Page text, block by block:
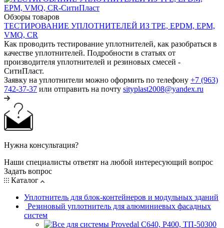
Обзоры товаров
ТЕСТИРОВАНИЕ УПЛОТНИТЕЛЕЙ ИЗ TPE, EPDM, EPM,
VMQ, CR
Как проводить тестирование уплотнителей, как разобраться в
качестве уплотнителей. Подробности в статьях от
производителя уплотнителей и резиновых смесей -
СитиПласт.
Заявку на уплотнители можно оформить по телефону +7 (963)
742-37-37 или отправить на почту sityplast2008@yandex.ru
Нужна консультация?
Наши специалисты ответят на любой интересующий вопрос
Задать вопрос
Каталог
Уплотнитель для блок-контейнеров и модульных зданий
Резиновый уплотнитель для алюминиевых фасадных
систем